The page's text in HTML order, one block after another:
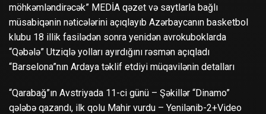
möhkəmləndirəcək” MEDİA qəzet və saytlarla bağlı
müsabiqənin nəticələrini açıqlayıb Azərbaycanın basketbol
klubu 18 illik fasilədən sonra yenidən avrokuboklarda
“Qəbələ” Utziqlə yolları ayırdığını rəsmən açıqladı
“Barselona”nın Ardaya təklif etdiyi müqavilənin detalları
“Qarabağ”ın Avstriyada 11-ci günü – Şəkillər “Dinamo”
qələbə qazandı, ilk qolu Mahir vurdu – Yenilənib-2+Video